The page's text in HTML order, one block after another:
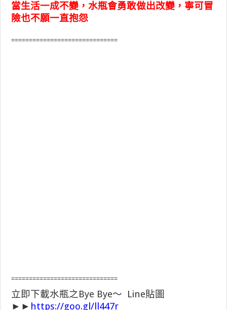
當生活一成不變，水瓶會勇敢做出改變，寧可冒
險也不願一直抱怨
==============================
==============================
立即下載水瓶之Bye Bye～ Line貼圖
►► https://goo.gl/ll447r